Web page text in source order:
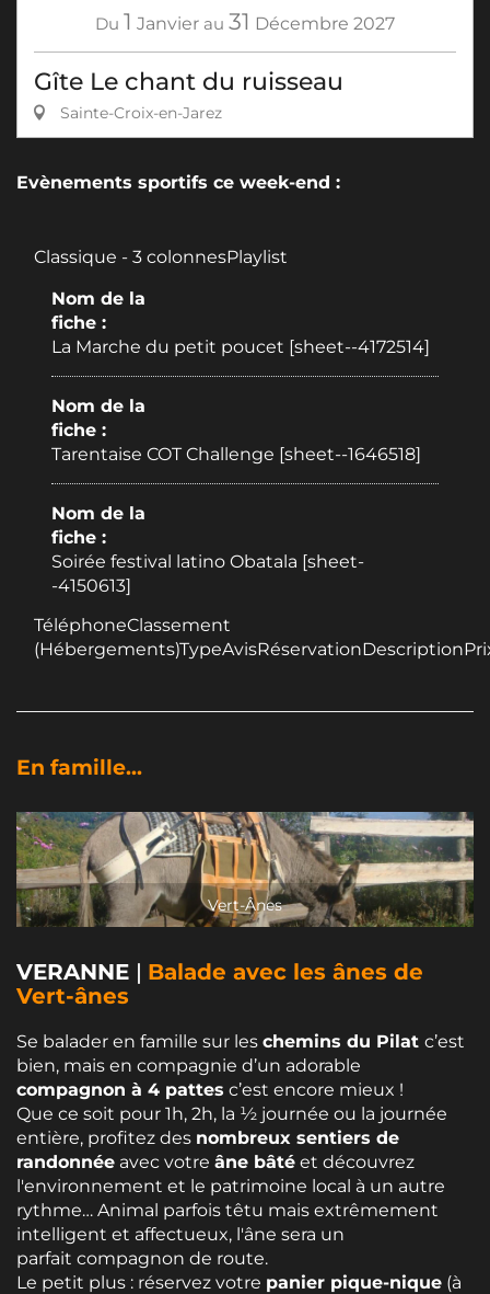
Du 1 Janvier au 31 Décembre 2027
Gîte Le chant du ruisseau
Sainte-Croix-en-Jarez
Evènements sportifs ce week-end :
Classique - 3 colonnesPlaylist
Nom de la
fiche :
La Marche du petit poucet [sheet--4172514]
Nom de la
fiche :
Tarentaise COT Challenge [sheet--1646518]
Nom de la
fiche :
Soirée festival latino Obatala [sheet-
-4150613]
TéléphoneClassement
En famille...
Vert-Ânes
VERANNE | Balade avec les ânes de
Vert-ânes
Se balader en famille sur les chemins du Pilat c’est
bien, mais en compagnie d’un adorable
compagnon à 4 pattes c’est encore mieux !
Que ce soit pour 1h, 2h, la ½ journée ou la journée
entière, profitez des nombreux sentiers de
randonnée avec votre âne bâté et découvrez
l'environnement et le patrimoine local à un autre
rythme… Animal parfois têtu mais extrêmement
intelligent et affectueux, l'âne sera un
parfait compagnon de route.
Le petit plus : réservez votre panier pique-nique (à